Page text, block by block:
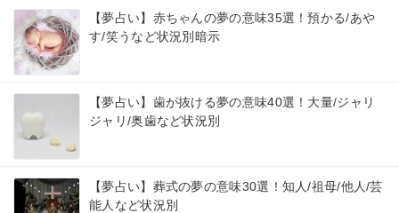
【夢占い】赤ちゃんの夢の意味35選！預かる/あや
す/笑うなど状況別暗示
【夢占い】歯が抜ける夢の意味40選！大量/ジャリ
ジャリ/奥歯など状況別
【夢占い】葬式の夢の意味30選！知人/祖母/他人/芸
能人など状況別